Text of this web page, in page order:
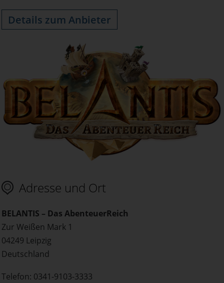
Details zum Anbieter
Adresse und Ort
BELANTIS – Das AbenteuerReich
Zur Weißen Mark 1
04249 Leipzig
Deutschland
Telefon: 0341-9103-3333